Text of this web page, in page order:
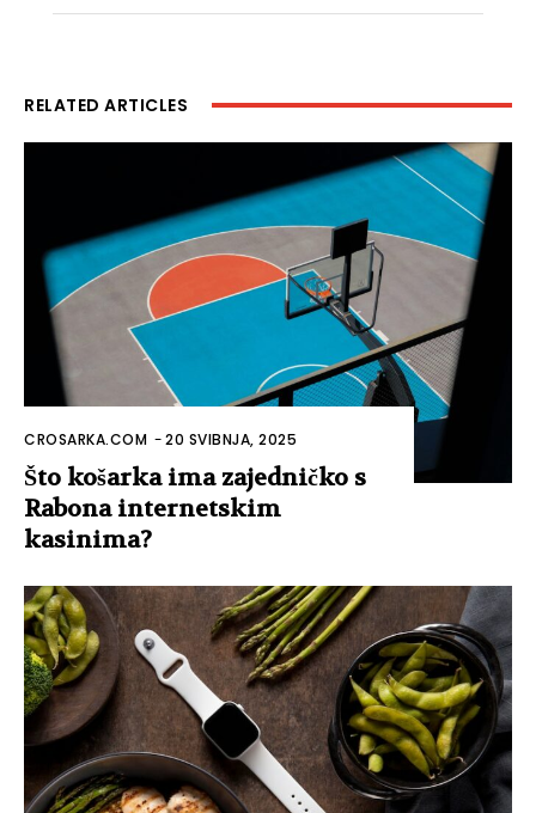
RELATED ARTICLES
CROSARKA.COM -20 SVIBNJA, 2025
Što košarka ima zajedničko s
Rabona internetskim
kasinima?